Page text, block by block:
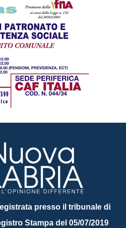
presso il tribunale di
Stampa del 05/07/2019